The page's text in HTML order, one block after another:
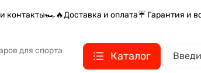
контакты🏎️🔥Доставка и оплата☔ Гарантия и
для спорта
Каталог